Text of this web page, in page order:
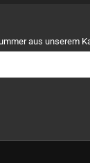
aus unserem